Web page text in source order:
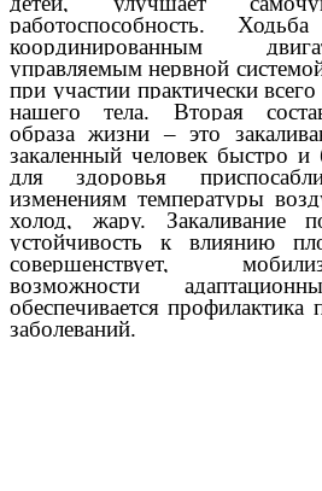
работоспособность.
координированным
управляемым нервной
при участии практически
нашего тела. Вторая
образа жизни – это
закаленный человек быстро и
для здоровья
изменениям температуры
холод, жару. Закаливание
устойчивость к влиянию
совершенствует,
возможности
обеспечивается
заболеваний.